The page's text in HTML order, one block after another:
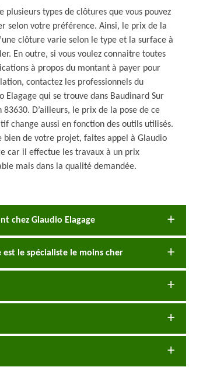
plusieurs types de clôtures que vous pouvez
selon votre préférence. Ainsi, le prix de la
clôture varie selon le type et la surface à
En outre, si vous voulez connaitre toutes
à propos du montant à payer pour
contactez les professionnels du
Elagage qui se trouve dans Baudinard Sur
83630. D’ailleurs, le prix de la pose de ce
change aussi en fonction des outils utilisés.
bien de votre projet, faites appel à Glaudio
car il effectue les travaux à un prix
mais dans la qualité demandée.
chez Glaudio Elagage
le spécialiste le moins cher